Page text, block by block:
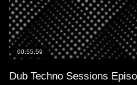
00:55:59
Dub Techno Sessions